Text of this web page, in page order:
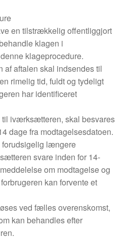
en tilstrækkelig offentliggjort
klagen i
klageprocedure.
af aftalen skal indsendes til
rimelig tid, fuldt og tydeligt
har identificeret
til iværksætteren, skal besvares
dage fra modtagelsesdatoen.
længere
svare inden for 14-
om modtagelse og
kan forvente et
ved fælles overenskomst,
kan behandles efter